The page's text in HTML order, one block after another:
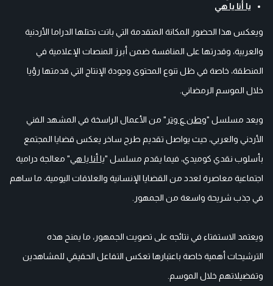
يا أنا يا هي
ويعكس هذا الحضور المكانة المتقدمة التي باتت تحتلها الدراما الأردنية
والعربية، وقدرتها على المنافسة ضمن أبرز المنصات الإعلامية في
المنطقة، خاصة في ظل تنوع المحتوى وجودة الإنتاج التي قدمتها رؤيا
خلال الموسم الرمضاني.
ويعد مسلسل "وطن ع وتر " من الأعمال الراسخة في المشهد الفني
الأردني والعربي، حيث يواصل تقديم طرح ساخر يعكس قضايا المجتمع
بأسلوب نقدي كوميدي، فيما يقدم مسلسل "يا أنا يا هي" معالجة درامية
اجتماعية معاصرة لعدد من القضايا الإنسانية والعلاقات اليومية، ما ساهم
في جذب شريحة واسعة من الجمهور.
ويعتمد الاستفتاء في نتائجه على تصويت الجمهور، ما يمنح هذه
الترشيحات أهمية خاصة باعتبارها تعكس التفاعل الحقيقي للمشاهدين
وتفضيلاتهم خلال الموسم.